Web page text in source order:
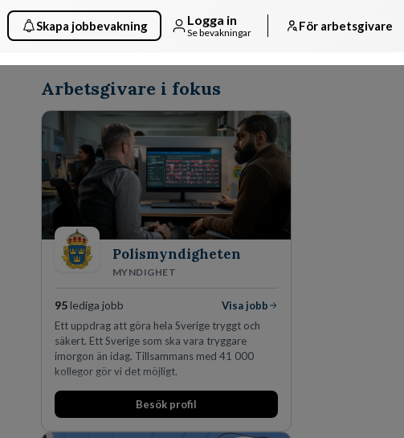
Skapa jobbevakning Logga in
Se bevakningar För arbetsgivare
Arbetsgivare i fokus
Polismyndigheten
MYNDIGHET
95lediga jobb
Visa jobb
Ett uppdrag att göra hela Sverige tryggt och
säkert. Ett Sverige som ska vara tryggare
imorgon än idag. Tillsammans med 41 000
kollegor gör vi det möjligt.
Besök profil